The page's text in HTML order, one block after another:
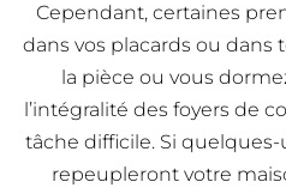
Cependant, certaines
dans vos placards ou dans
la pièce ou vous
l’intégralité des foyers de
tâche difficile. Si
repeupleront votre